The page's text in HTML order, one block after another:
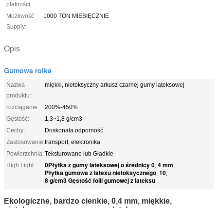
płatności:
Możliwość
Supply:
1000 TON MIESIĘCZNIE
Opis
Gumowa rolka
Nazwa
produktu:
miękki, nietoksyczny arkusz czarnej gumy lateksowej
rozciąganie:
200%-450%
Gęstość:
1,3~1,8 g/cm3
Cechy:
Doskonała odporność
Zastosowanie:transport, elektronika
Powierzchnia:Teksturowane lub Gładkie
High Light:
0Płytka z gumy lateksowej o średnicy 0, 4 mm,
Płytka gumowa z latexu nietoksycznego, 10,
8 g/cm3 Gęstość folii gumowej z lateksu
Ekologiczne, bardzo cienkie, 0,4 mm, miękkie,